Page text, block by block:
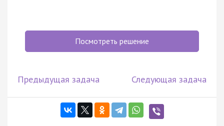
Посмотреть решение
Предыдущая задача Следующая задача